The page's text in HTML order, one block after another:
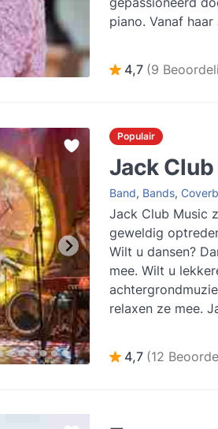
piano. Vanaf
kleins af aan sto...
4,7 (9
Populair
Jack
Band, Bands,
Jack Club Music
geweldig
Wilt u dansen?
mee. Wilt u
relaxen ze mee.
4,7 (12